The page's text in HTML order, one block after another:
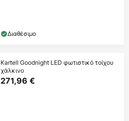
Διαθέσιμο
Kartell Goodnight LED φωτιστικό τοίχου
χάλκινο
271,96 €